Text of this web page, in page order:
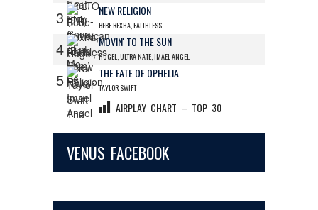
3 NEW RELIGION
BEBE REXHA, FAITHLESS
4 MOVIN' TO THE SUN
HUGEL, ULTRA NATE, IMAEL ANGEL
5 THE FATE OF OPHELIA
TAYLOR SWIFT
AIRPLAY CHART – TOP 30
VENUS FACEBOOK